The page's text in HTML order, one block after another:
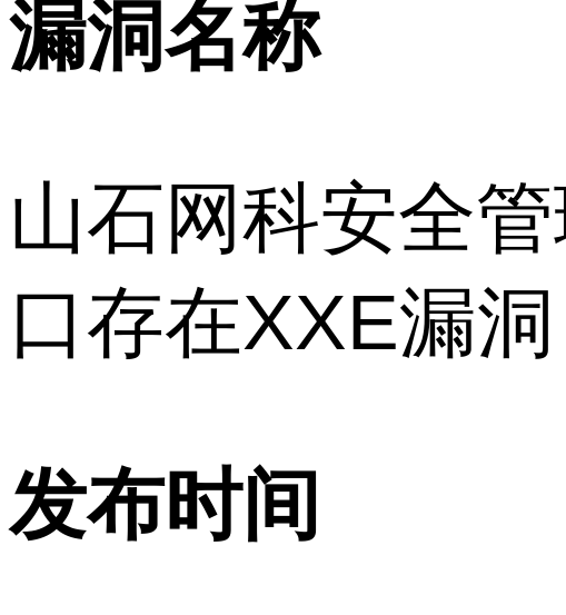
漏洞名称
山石网科安全
口存在XXE漏洞
发布时间